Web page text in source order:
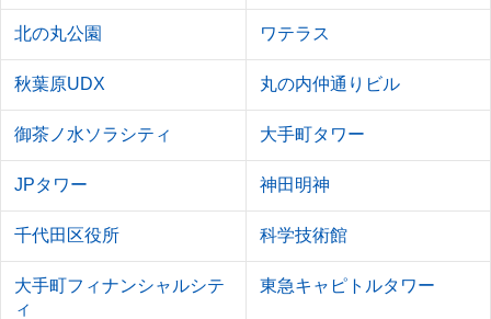
北の丸公園 ワテラス
秋葉原UDX 丸の内仲通りビル
御茶ノ水ソラシティ 大手町タワー
JPタワー 神田明神
千代田区役所 科学技術館
大手町フィナンシャルシテ
ィ
東急キャピトルタワー